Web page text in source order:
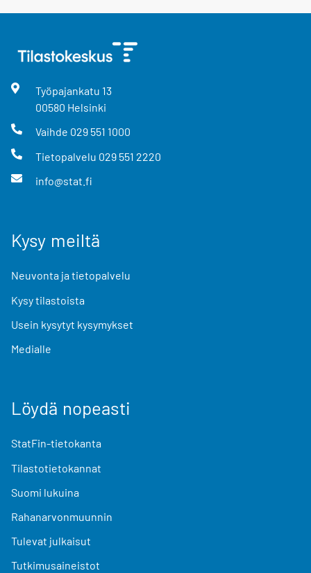
Työpajankatu 13
00580 Helsinki
Vaihde 029 551 1000
Tietopalvelu 029 551 2220
info@stat.fi
Kysy meiltä
Neuvonta ja tietopalvelu
Kysy tilastoista
Usein kysytyt kysymykset
Medialle
Löydä nopeasti
StatFin-tietokanta
Tilastotietokannat
Suomi lukuina
Rahanarvonmuunnin
Tulevat julkaisut
Tutkimusaineistot